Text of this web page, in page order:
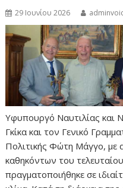
29 Ιουνίου 2026
Υφυπουργό Ναυτιλίας και
Γκίκα και τον Γενικό
Πολιτικής Φώτη Μάγγο,
καθηκόντων του
πραγματοποιήθηκε σε